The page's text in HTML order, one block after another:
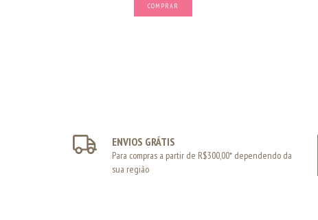
COMPRAR
ENVIOS GRÁTIS
Para compras a partir de R$300,00* dependendo da
sua região